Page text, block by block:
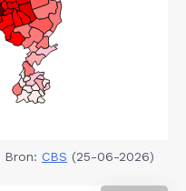
Bron: CBS (25-06-2026)